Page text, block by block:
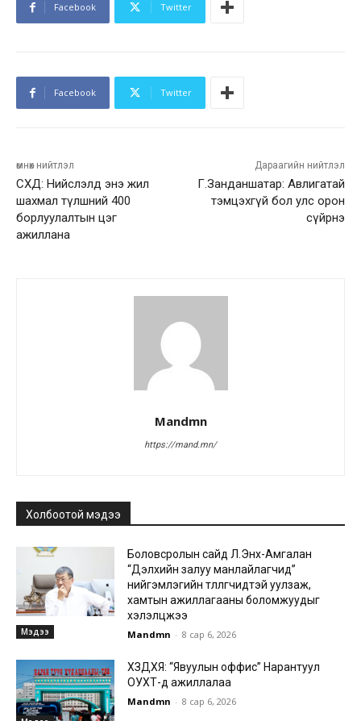
Facebook Twitter
Facebook Twitter
өмнөх нийтлэл
СХД: Нийслэлд энэ жил
шахмал түлшний 400
борлуулалтын цэг
ажиллана
Дараагийн нийтлэл
Г.Занданшатар: Авлигатай
тэмцэхгүй бол улс орон
сүйрнэ
Mandmn
https://mand.mn/
Холбоотой мэдээ
Мэдээ
Боловсролын сайд Л.Энх-Амгалан
“Дэлхийн залуу манлайлагчид”
нийгэмлэгийн төлөөлөгчидтэй уулзаж,
хамтын ажиллагааны боломжуудыг
хэлэлцжээ
Mandmn - 8 сар 6, 2026
ХЗДХЯ: “Явуулын оффис” Нарантуул
ОУХТ-д ажиллалаа
Mandmn - 8 сар 6, 2026